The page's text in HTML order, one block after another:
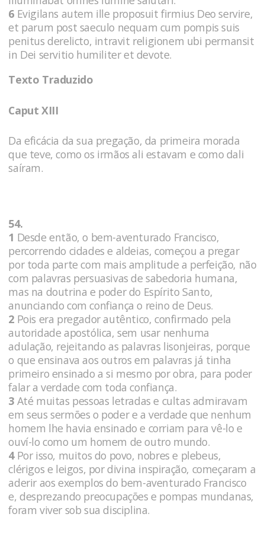
6 Evigilans autem ille proposuit firmius Deo servire,
et parum post saeculo nequam cum pompis suis
penitus derelicto, intravit religionem ubi permansit
in Dei servitio humiliter et devote.
Texto Traduzido
Caput XIII
Da eficácia da sua pregação, da primeira morada
que teve, como os irmãos ali estavam e como dali
saíram.
54.
1 Desde então, o bem-aventurado Francisco,
percorrendo cidades e aldeias, começou a pregar
por toda parte com mais amplitude a perfeição, não
com palavras persuasivas de sabedoria humana,
mas na doutrina e poder do Espírito Santo,
anunciando com confiança o reino de Deus.
2 Pois era pregador autêntico, confirmado pela
autoridade apostólica, sem usar nenhuma
adulação, rejeitando as palavras lisonjeiras, porque
o que ensinava aos outros em palavras já tinha
primeiro ensinado a si mesmo por obra, para poder
falar a verdade com toda confiança.
3 Até muitas pessoas letradas e cultas admiravam
em seus sermões o poder e a verdade que nenhum
homem lhe havia ensinado e corriam para vê-lo e
ouví-lo como um homem de outro mundo.
4Por isso, muitos do povo, nobres e plebeus,
clérigos e leigos, por divina inspiração, começaram a
aderir aos exemplos do bem-aventurado Francisco
e, desprezando preocupações e pompas mundanas,
foram viver sob sua disciplina.